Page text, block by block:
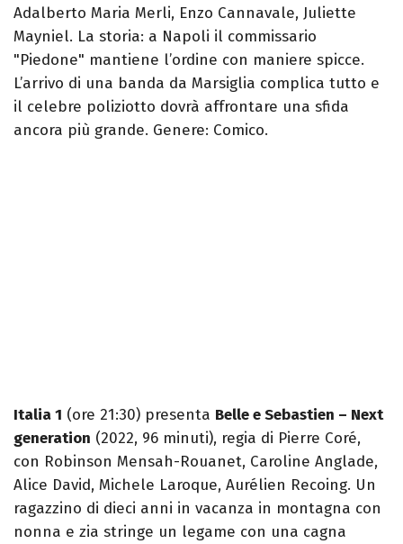
Adalberto Maria Merli, Enzo Cannavale, Juliette
Mayniel. La storia: a Napoli il commissario
"Piedone" mantiene l’ordine con maniere spicce.
L’arrivo di una banda da Marsiglia complica tutto e
il celebre poliziotto dovrà affrontare una sfida
ancora più grande. Genere: Comico.
Italia 1 (ore 21:30) presenta Belle e Sebastien – Next
generation (2022, 96 minuti), regia di Pierre Coré,
con Robinson Mensah-Rouanet, Caroline Anglade,
Alice David, Michele Laroque, Aurélien Recoing. Un
ragazzino di dieci anni in vacanza in montagna con
nonna e zia stringe un legame con una cagna